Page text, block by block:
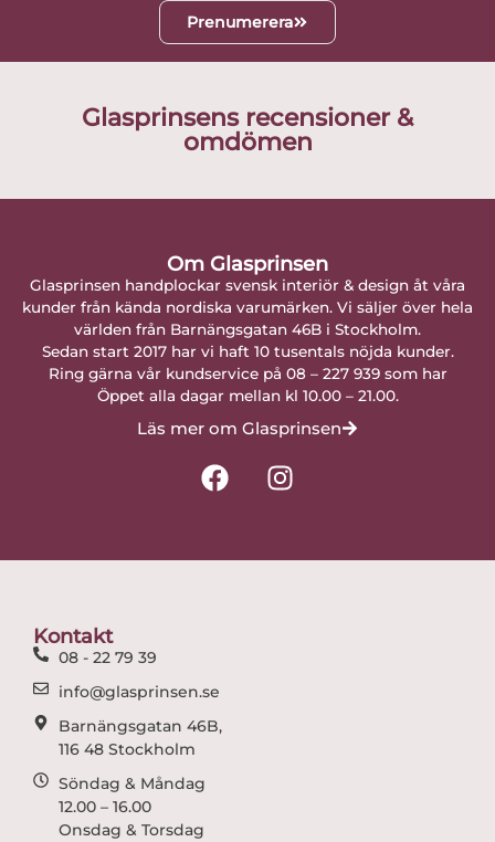
Prenumerera
Glasprinsens recensioner &
omdömen
Om Glasprinsen
Glasprinsen handplockar svensk interiör & design åt våra
kunder från kända nordiska varumärken. Vi säljer över hela
världen från Barnängsgatan 46B i Stockholm.
Sedan start 2017 har vi haft 10 tusentals nöjda kunder.
Ring gärna vår kundservice på 08 – 227 939 som har
Öppet alla dagar mellan kl 10.00 – 21.00.
Läs mer om Glasprinsen
F
a
I
n
Kontakt
08 - 22 79 39
info@glasprinsen.se
Barnängsgatan 46B,
116 48 Stockholm
Söndag & Måndag
12.00 – 16.00
Onsdag & Torsdag